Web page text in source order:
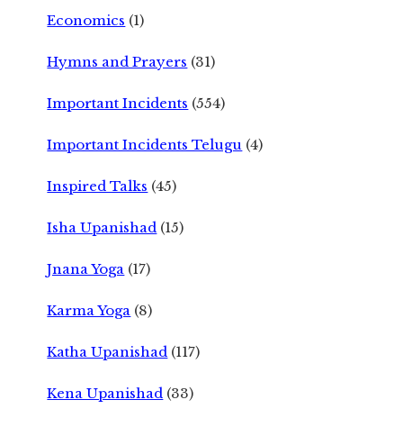
Economics (1)
Hymns and Prayers (31)
Important Incidents (554)
Important Incidents Telugu (4)
Inspired Talks (45)
Isha Upanishad (15)
Jnana Yoga (17)
Karma Yoga (8)
Katha Upanishad (117)
Kena Upanishad (33)